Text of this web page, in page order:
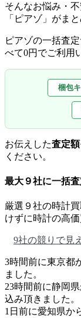
そんなお悩み・
「ピアゾ」がま
ピアゾの一括査
べて0円でご利用
梱包
お伝えした査定
ください。
最大９社に一括査
厳選９社の時計
けずに時計の高価
9社の競りで見
3時間前に東京都
ました。
23時間前に静岡
込み頂きました。
1日前に愛知県か